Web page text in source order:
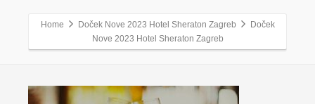
Home Doček Nove 2023 Hotel Sheraton Zagreb
Doček
Nove 2023 Hotel Sheraton Zagreb